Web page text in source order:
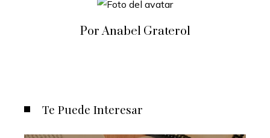
Por Anabel Graterol
Te Puede Interesar